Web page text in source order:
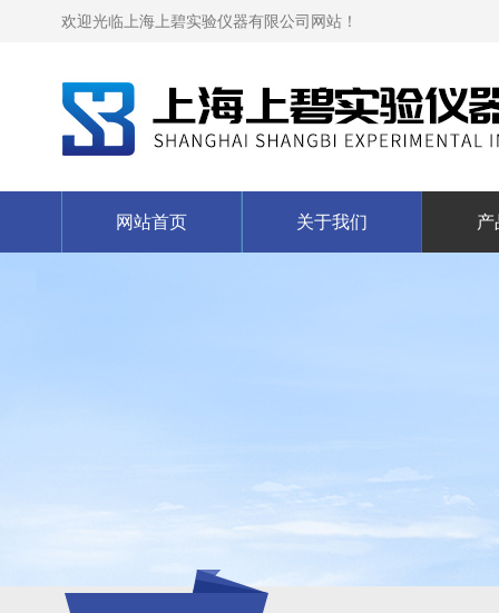
欢迎光临上海上碧实验仪器有限公司网站！
网站首页 关于我们 产